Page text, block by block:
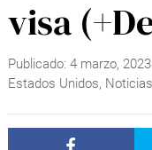
visa
Publicado: 4 marzo, 2023
Estados Unidos, Noticias